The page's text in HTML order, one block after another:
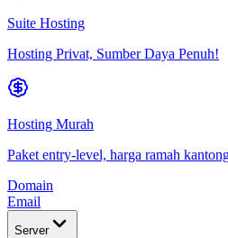
Suite Hosting
Hosting Privat, Sumber Daya Penuh!
Hosting Murah
Paket entry-level, harga ramah
Domain
Email
Server